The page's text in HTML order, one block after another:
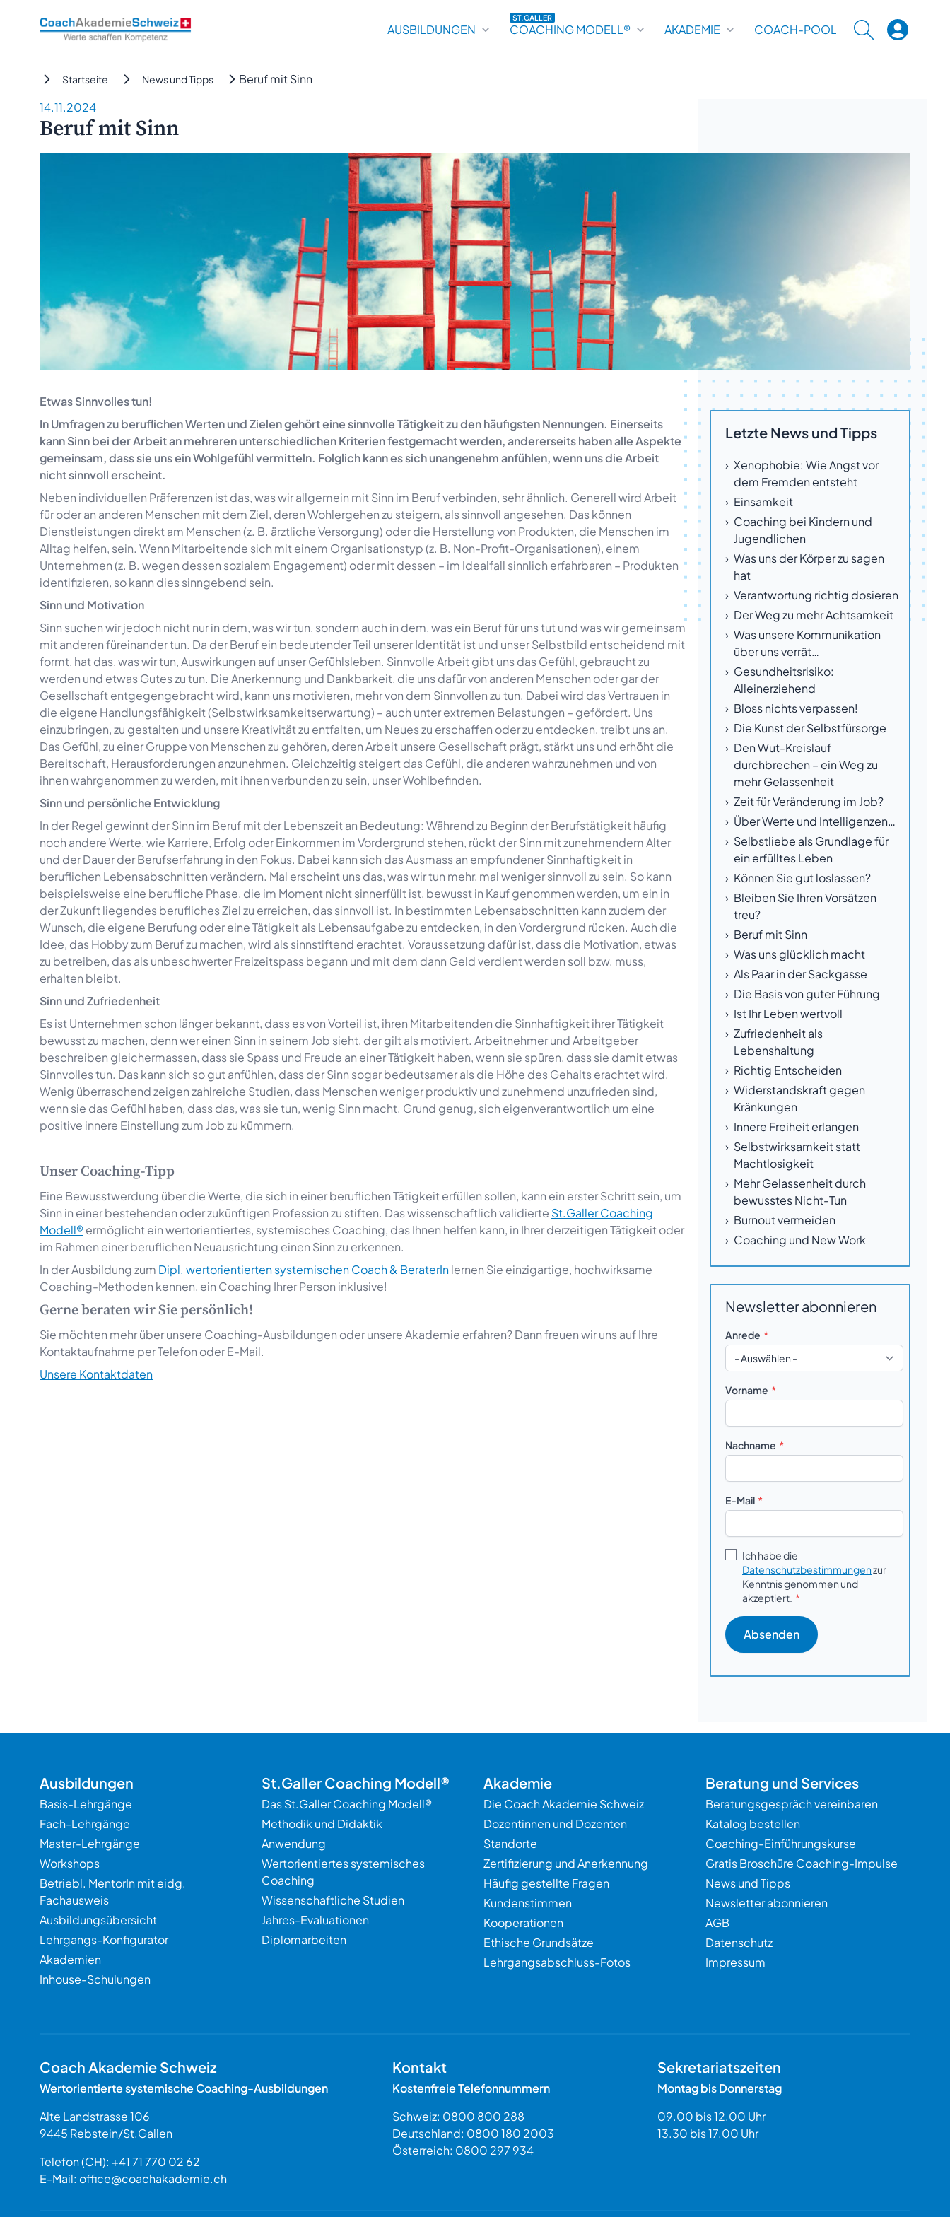
CoachAkademieSchweiz AUSBILDUNGEN
ST.GALLER
COACHING MODELL® AKADEMIE COACH-POOL SUCHE
Startseite News und Tipps
Beruf mit Sinn
14.11.2024
Beruf mit Sinn
Letzte News und Tipps
Xenophobie: Wie Angst vor
dem Fremden entsteht
Einsamkeit
Coaching bei Kindern und
Jugendlichen
Was uns der Körper zu sagen
hat
Verantwortung richtig dosieren
Der Weg zu mehr Achtsamkeit
Was unsere Kommunikation
über uns verrät…
Gesundheitsrisiko:
Alleinerziehend
Bloss nichts verpassen!
Die Kunst der Selbstfürsorge
Den Wut-Kreislauf
durchbrechen – ein Weg zu
mehr Gelassenheit
Zeit für Veränderung im Job?
Über Werte und Intelligenzen…
Selbstliebe als Grundlage für
ein erfülltes Leben
Können Sie gut loslassen?
Bleiben Sie Ihren Vorsätzen
treu?
Beruf mit Sinn
Was uns glücklich macht
Als Paar in der Sackgasse
Die Basis von guter Führung
Ist Ihr Leben wertvoll
Zufriedenheit als
Lebenshaltung
Richtig Entscheiden
Widerstandskraft gegen
Kränkungen
Innere Freiheit erlangen
Selbstwirksamkeit statt
Machtlosigkeit
Mehr Gelassenheit durch
bewusstes Nicht-Tun
Burnout vermeiden
Coaching und New Work
Newsletter abonnieren
Anrede
Vorname
Nachname
E-Mail
Ich habe die
Datenschutzbestimmungenzur
Kenntnis genommen und
akzeptiert.
Etwas Sinnvolles tun!
In Umfragen zu beruflichen Werten und Zielen gehört eine sinnvolle Tätigkeit zu den häufigsten Nennungen. Einerseits
kann Sinn bei der Arbeit an mehreren unterschiedlichen Kriterien festgemacht werden, andererseits haben alle Aspekte
gemeinsam, dass sie uns ein Wohlgefühl vermitteln. Folglich kann es sich unangenehm anfühlen, wenn uns die Arbeit
nicht sinnvoll erscheint.
Neben individuellen Präferenzen ist das, was wir allgemein mit Sinn im Beruf verbinden, sehr ähnlich. Generell wird Arbeit
für oder an anderen Menschen mit dem Ziel, deren Wohlergehen zu steigern, als sinnvoll angesehen. Das können
Dienstleistungen direkt am Menschen (z. B. ärztliche Versorgung) oder die Herstellung von Produkten, die Menschen im
Alltag helfen, sein. Wenn Mitarbeitende sich mit einem Organisationstyp (z. B. Non-Profit-Organisationen), einem
Unternehmen (z. B. wegen dessen sozialem Engagement) oder mit dessen – im Idealfall sinnlich erfahrbaren – Produkten
identifizieren, so kann dies sinngebend sein.
Sinn und Motivation
Sinn suchen wir jedoch nicht nur in dem, was wir tun, sondern auch in dem, was ein Beruf für uns tut und was wir gemeinsam
mit anderen füreinander tun. Da der Beruf ein bedeutender Teil unserer Identität ist und unser Selbstbild entscheidend mit
formt, hat das, was wir tun, Auswirkungen auf unser Gefühlsleben. Sinnvolle Arbeit gibt uns das Gefühl, gebraucht zu
werden und etwas Gutes zu tun. Die Anerkennung und Dankbarkeit, die uns dafür von anderen Menschen oder gar der
Gesellschaft entgegengebracht wird, kann uns motivieren, mehr von dem Sinnvollen zu tun. Dabei wird das Vertrauen in
die eigene Handlungsfähigkeit (Selbstwirksamkeitserwartung) – auch unter extremen Belastungen – gefördert. Uns
einzubringen, zu gestalten und unsere Kreativität zu entfalten, um Neues zu erschaffen oder zu entdecken, treibt uns an.
Das Gefühl, zu einer Gruppe von Menschen zu gehören, deren Arbeit unsere Gesellschaft prägt, stärkt uns und erhöht die
Bereitschaft, Herausforderungen anzunehmen. Gleichzeitig steigert das Gefühl, die anderen wahrzunehmen und von
ihnen wahrgenommen zu werden, mit ihnen verbunden zu sein, unser Wohlbefinden.
Sinn und persönliche Entwicklung
In der Regel gewinnt der Sinn im Beruf mit der Lebenszeit an Bedeutung: Während zu Beginn der Berufstätigkeit häufig
noch andere Werte, wie Karriere, Erfolg oder Einkommen im Vordergrund stehen, rückt der Sinn mit zunehmendem Alter
und der Dauer der Berufserfahrung in den Fokus. Dabei kann sich das Ausmass an empfundener Sinnhaftigkeit in
beruflichen Lebensabschnitten verändern. Mal erscheint uns das, was wir tun mehr, mal weniger sinnvoll zu sein. So kann
beispielsweise eine berufliche Phase, die im Moment nicht sinnerfüllt ist, bewusst in Kauf genommen werden, um ein in
der Zukunft liegendes berufliches Ziel zu erreichen, das sinnvoll ist. In bestimmten Lebensabschnitten kann zudem der
Wunsch, die eigene Berufung oder eine Tätigkeit als Lebensaufgabe zu entdecken, in den Vordergrund rücken. Auch die
Idee, das Hobby zum Beruf zu machen, wird als sinnstiftend erachtet. Voraussetzung dafür ist, dass die Motivation, etwas
zu betreiben, das als unbeschwerter Freizeitspass begann und mit dem dann Geld verdient werden soll bzw. muss,
erhalten bleibt.
Sinn und Zufriedenheit
Es ist Unternehmen schon länger bekannt, dass es von Vorteil ist, ihren Mitarbeitenden die Sinnhaftigkeit ihrer Tätigkeit
bewusst zu machen, denn wer einen Sinn in seinem Job sieht, der gilt als motiviert. Arbeitnehmer und Arbeitgeber
beschreiben gleichermassen, dass sie Spass und Freude an einer Tätigkeit haben, wenn sie spüren, dass sie damit etwas
Sinnvolles tun. Das kann sich so gut anfühlen, dass der Sinn sogar bedeutsamer als die Höhe des Gehalts erachtet wird.
Wenig überraschend zeigen zahlreiche Studien, dass Menschen weniger produktiv und zunehmend unzufrieden sind,
wenn sie das Gefühl haben, dass das, was sie tun, wenig Sinn macht. Grund genug, sich eigenverantwortlich um eine
positive innere Einstellung zum Job zu kümmern.
Unser Coaching-Tipp
Eine Bewusstwerdung über die Werte, die sich in einer beruflichen Tätigkeit erfüllen sollen, kann ein erster Schritt sein, um
Sinn in einer bestehenden oder zukünftigen Profession zu stiften. Das wissenschaftlich validierte St.Galler Coaching
Modell®ermöglicht ein wertorientiertes, systemisches Coaching, das Ihnen helfen kann, in Ihrer derzeitigen Tätigkeit oder
im Rahmen einer beruflichen Neuausrichtung einen Sinn zu erkennen.
In der Ausbildung zum Dipl. wertorientierten systemischen Coach & BeraterInlernen Sie einzigartige, hochwirksame
Coaching-Methoden kennen, ein Coaching Ihrer Person inklusive!
Gerne beraten wir Sie persönlich!
Sie möchten mehr über unsere Coaching-Ausbildungen oder unsere Akademie erfahren? Dann freuen wir uns auf Ihre
Kontaktaufnahme per Telefon oder E-Mail.
Unsere Kontaktdaten
Ausbildungen
Basis-Lehrgänge
Fach-Lehrgänge
Master-Lehrgänge
Workshops
Betriebl. MentorIn mit eidg.
Fachausweis
Ausbildungsübersicht
Lehrgangs-Konfigurator
Akademien
Inhouse-Schulungen
St.Galler Coaching Modell®
Das St.Galler Coaching Modell®
Methodik und Didaktik
Anwendung
Wertorientiertes systemisches
Coaching
Wissenschaftliche Studien
Jahres-Evaluationen
Diplomarbeiten
Akademie
Die Coach Akademie Schweiz
Dozentinnen und Dozenten
Standorte
Zertifizierung und Anerkennung
Häufig gestellte Fragen
Kundenstimmen
Kooperationen
Ethische Grundsätze
Lehrgangsabschluss-Fotos
Beratung und Services
Beratungsgespräch vereinbaren
Katalog bestellen
Coaching-Einführungskurse
Gratis Broschüre Coaching-Impulse
News und Tipps
Newsletter abonnieren
AGB
Datenschutz
Impressum
Coach Akademie Schweiz
Wertorientierte systemische Coaching-Ausbildungen
Alte Landstrasse 106
9445 Rebstein/St.Gallen
Telefon (CH): +41 71 770 02 62
E-Mail: office@coachakademie.ch
Kontakt
Kostenfreie Telefonnummern
Schweiz: 0800 800 288
Deutschland: 0800 180 2003
Österreich: 0800 297 934
Sekretariatszeiten
Montag bis Donnerstag
09.00 bis 12.00 Uhr
13.30 bis 17.00 Uhr